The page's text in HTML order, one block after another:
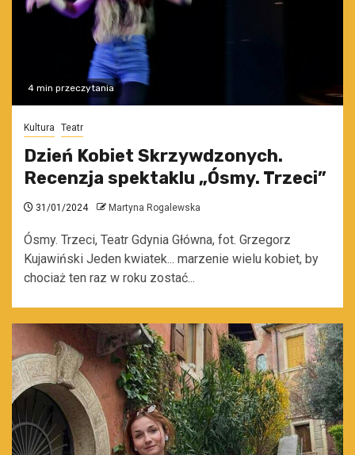
4 min przeczytania
Kultura Teatr
Dzień Kobiet Skrzywdzonych.
Recenzja spektaklu „Ósmy. Trzeci”
31/01/2024 Martyna Rogalewska
Ósmy. Trzeci, Teatr Gdynia Główna, fot. Grzegorz
Kujawiński Jeden kwiatek... marzenie wielu kobiet, by
chociaż ten raz w roku zostać...